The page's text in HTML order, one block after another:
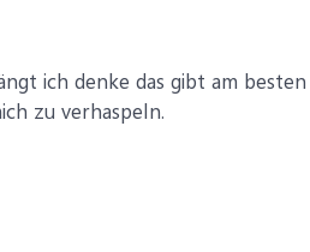
ich denke das gibt am
zu verhaspeln.